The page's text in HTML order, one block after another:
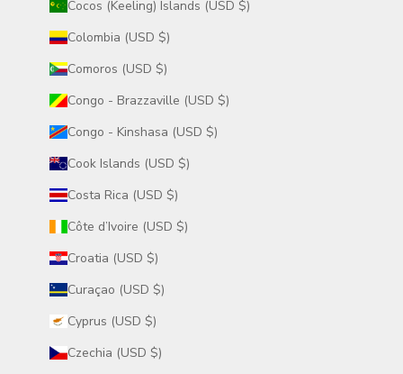
Cocos (Keeling) Islands (USD $)
Colombia (USD $)
Comoros (USD $)
Congo - Brazzaville (USD $)
Congo - Kinshasa (USD $)
Cook Islands (USD $)
Costa Rica (USD $)
Côte d’Ivoire (USD $)
Croatia (USD $)
Curaçao (USD $)
Cyprus (USD $)
Czechia (USD $)